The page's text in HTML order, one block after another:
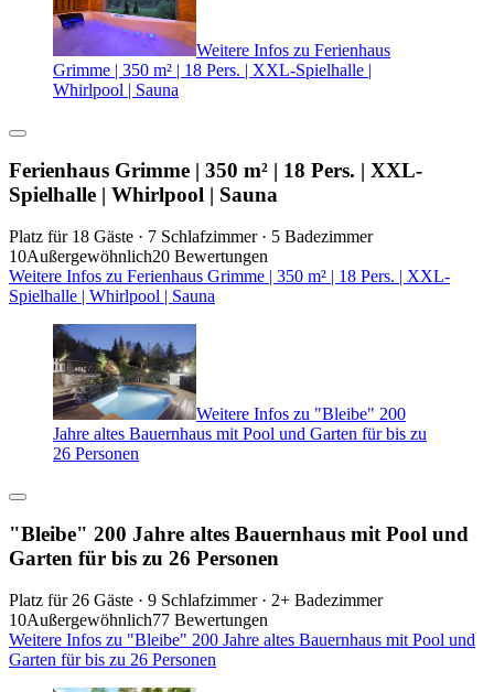
Weitere Infos zu Ferienhaus
Grimme | 350 m² | 18 Pers. | XXL-Spielhalle |
Whirlpool | Sauna
Ferienhaus Grimme | 350 m² | 18 Pers. | XXL-
Spielhalle | Whirlpool | Sauna
Platz für 18 Gäste · 7 Schlafzimmer · 5 Badezimmer
10Außergewöhnlich20 Bewertungen
Weitere Infos zu Ferienhaus Grimme | 350 m² | 18 Pers. | XXL-
Spielhalle | Whirlpool | Sauna
Weitere Infos zu "Bleibe" 200
Jahre altes Bauernhaus mit Pool und Garten für bis zu
26 Personen
"Bleibe" 200 Jahre altes Bauernhaus mit Pool und
Garten für bis zu 26 Personen
Platz für 26 Gäste · 9 Schlafzimmer · 2+ Badezimmer
10Außergewöhnlich77 Bewertungen
Weitere Infos zu "Bleibe" 200 Jahre altes Bauernhaus mit Pool und
Garten für bis zu 26 Personen